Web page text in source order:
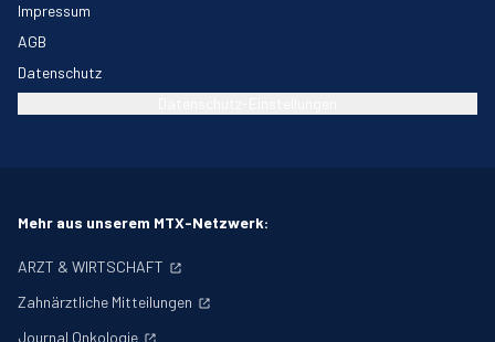
Impressum
AGB
Datenschutz
Mehr aus unserem MTX-Netzwerk:
ARZT & WIRTSCHAFT
Zahnärztliche Mitteilungen
Journal Onkologie